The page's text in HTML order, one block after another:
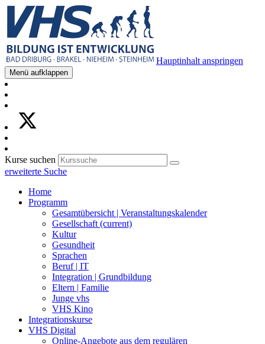
Hauptinhalt anspringen
Menü aufklappen
Kurse suchen
erweiterte Suche
Home
Programm
Gesamtübersicht | Veranstaltungskalender
Gesellschaft (current)
Kultur
Gesundheit
Sprachen
Beruf | IT
Integration | Grundbildung
Eltern | Familie
Junge vhs
VHS Kino
Integrationskurse
VHS Digital
Online-Angebote aus dem regulären